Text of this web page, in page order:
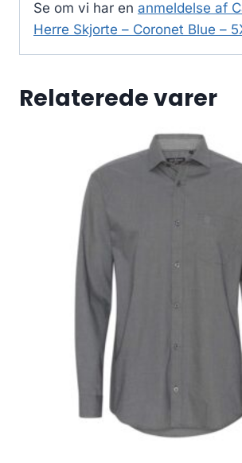
Se om vi har en anmeldelse af
Herre Skjorte – Coronet Blue –
Relaterede varer